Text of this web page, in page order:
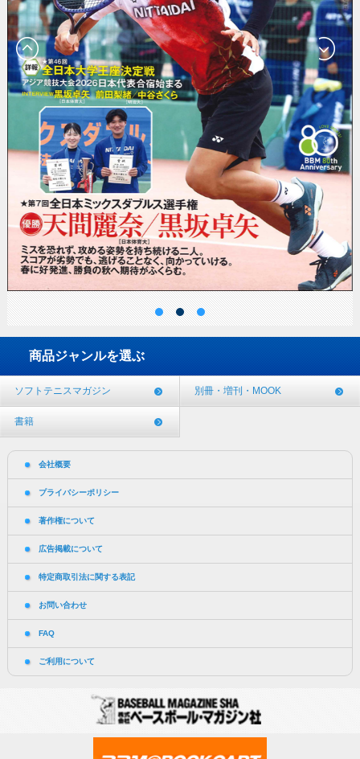
商品ジャンルを選ぶ
ソフトテニスマガジン 別冊・増刊・MOOK
書籍
会社概要
プライバシーポリシー
著作権について
広告掲載について
特定商取引法に関する表記
お問い合わせ
FAQ
ご利用について